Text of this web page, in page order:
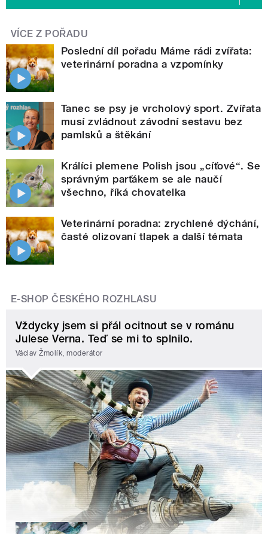
VÍCE Z POŘADU
Poslední díl pořadu Máme rádi zvířata:
veterinární poradna a vzpomínky
Tanec se psy je vrcholový sport. Zvířata
musí zvládnout závodní sestavu bez
pamlsků a štěkání
Králíci plemene Polish jsou „cíťové“. Se
správným parťákem se ale naučí
všechno, říká chovatelka
Veterinární poradna: zrychlené dýchání,
časté olizovaní tlapek a další témata
E-SHOP ČESKÉHO ROZHLASU
Vždycky jsem si přál ocitnout se v románu
Julese Verna. Teď se mi to splnilo.
Václav Žmolík, moderátor